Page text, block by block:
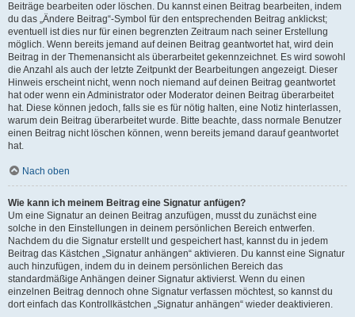
Beiträge bearbeiten oder löschen. Du kannst einen Beitrag bearbeiten, indem
du das „Ändere Beitrag“-Symbol für den entsprechenden Beitrag anklickst;
eventuell ist dies nur für einen begrenzten Zeitraum nach seiner Erstellung
möglich. Wenn bereits jemand auf deinen Beitrag geantwortet hat, wird dein
Beitrag in der Themenansicht als überarbeitet gekennzeichnet. Es wird sowohl
die Anzahl als auch der letzte Zeitpunkt der Bearbeitungen angezeigt. Dieser
Hinweis erscheint nicht, wenn noch niemand auf deinen Beitrag geantwortet
hat oder wenn ein Administrator oder Moderator deinen Beitrag überarbeitet
hat. Diese können jedoch, falls sie es für nötig halten, eine Notiz hinterlassen,
warum dein Beitrag überarbeitet wurde. Bitte beachte, dass normale Benutzer
einen Beitrag nicht löschen können, wenn bereits jemand darauf geantwortet
hat.
Nach oben
Wie kann ich meinem Beitrag eine Signatur anfügen?
Um eine Signatur an deinen Beitrag anzufügen, musst du zunächst eine
solche in den Einstellungen in deinem persönlichen Bereich entwerfen.
Nachdem du die Signatur erstellt und gespeichert hast, kannst du in jedem
Beitrag das Kästchen „Signatur anhängen“ aktivieren. Du kannst eine Signatur
auch hinzufügen, indem du in deinem persönlichen Bereich das
standardmäßige Anhängen deiner Signatur aktivierst. Wenn du einen
einzelnen Beitrag dennoch ohne Signatur verfassen möchtest, so kannst du
dort einfach das Kontrollkästchen „Signatur anhängen“ wieder deaktivieren.